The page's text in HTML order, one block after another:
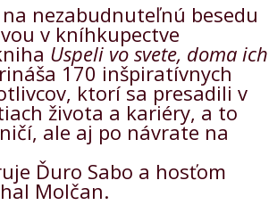
na nezabudnuteľnú besedu
v kníhkupectve
Uspeli vo svete, doma ich
170 inšpiratívnych
ktorí sa presadili v
života a kariéry, a to
ale aj po návrate na
Ďuro Sabo a hosťom
Molčan.